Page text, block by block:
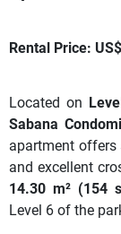
Rental Price:
Located on
Sabana
apartment
and excellent
14.30 m² (154
Level 6 of the